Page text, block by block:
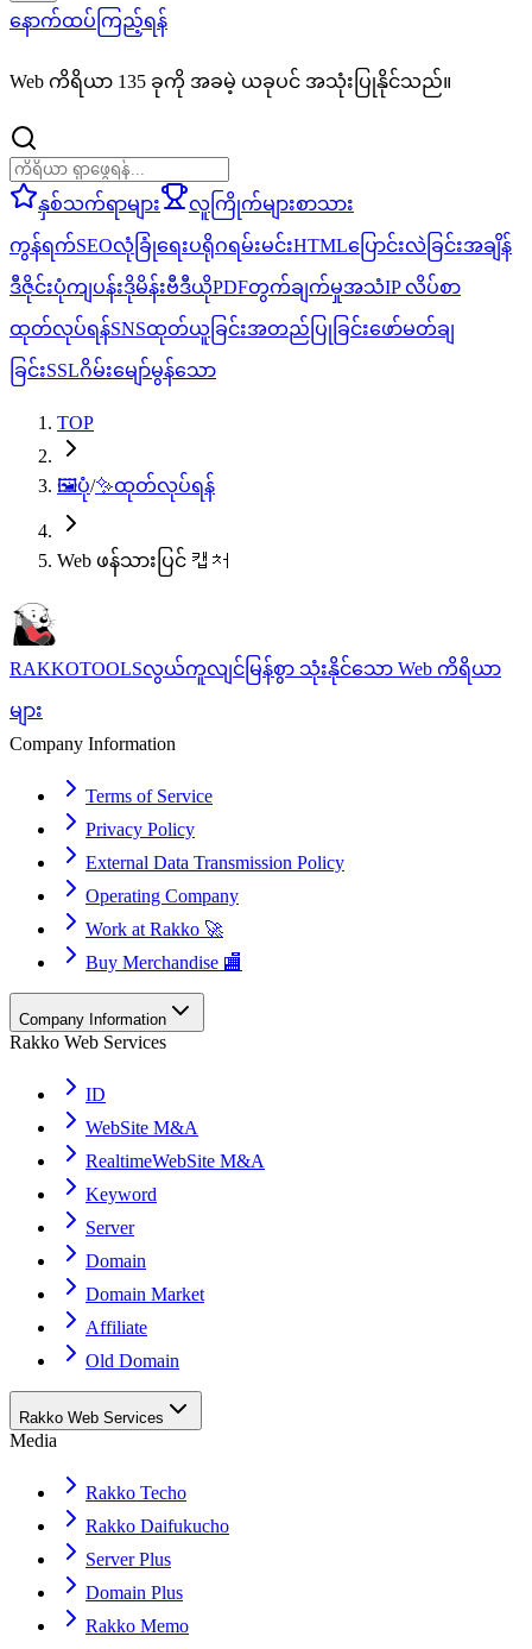
နောက်ထပ်ကြည့်ရန်
Web ကိရိယာ 135 ခုကို အခမဲ့ ယခုပင် အသုံးပြုနိုင်သည်။
နှစ်သက်ရာများ လူကြိုက်များစာသား
ကွန်ရက်SEOလုံခြုံရေးပရိုဂရမ်းမင်းHTMLပြောင်းလဲခြင်းအချိန်
ဒီဇိုင်းပုံကျပန်းဒိုမိန်းဗီဒီယိုPDFတွက်ချက်မှုအသံIP လိပ်စာ
ထုတ်လုပ်ရန်SNSထုတ်ယူခြင်းအတည်ပြုခြင်းဖော်မတ်ချ
ခြင်းSSLဂိမ်းမျော်မွန်သော
TOP
🖼️ပုံ/✨ထုတ်လုပ်ရန်
Web ဖန်သားပြင် 캡처
RAKKOTOOLSလွယ်ကူလျင်မြန်စွာ သုံးနိုင်သော Web ကိရိယာ
များ
Company Information
Terms of Service
Privacy Policy
External Data Transmission Policy
Operating Company
Work at Rakko 🚀
Buy Merchandise 🏬
Company Information
Rakko Web Services
ID
WebSite M&A
RealtimeWebSite M&A
Keyword
Server
Domain
Domain Market
Affiliate
Old Domain
Rakko Web Services
Media
Rakko Techo
Rakko Daifukucho
Server Plus
Domain Plus
Rakko Memo